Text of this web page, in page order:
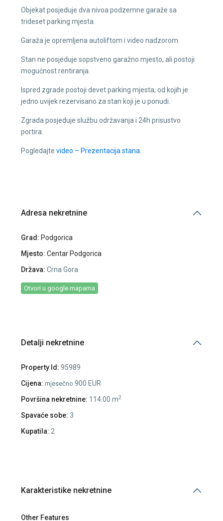
Objekat posjeduje dva nivoa podzemne garaže sa
trideset parking mjesta.
Garaža je opremljena autoliftom i video nadzorom.
Stan ne posjeduje sopstveno garažno mjesto, ali postoji
mogućnost rentiranja.
Ispred zgrade postoji devet parking mjesta, od kojih je
jedno uvijek rezervisano za stan koji je u ponudi.
Zgrada posjeduje službu održavanja i 24h prisustvo
portira.
Pogledajte video – Prezentacija stana.
Adresa nekretnine
Grad: Podgorica
Mjesto: Centar Podgorica
Država: Crna Gora
Otvori u google mapama
Detalji nekretnine
Property Id: 95989
Cijena: mjesečno 900 EUR
Površina nekretnine: 114.00 m2
Spavaće sobe: 3
Kupatila: 2
Karakteristike nekretnine
Other Features